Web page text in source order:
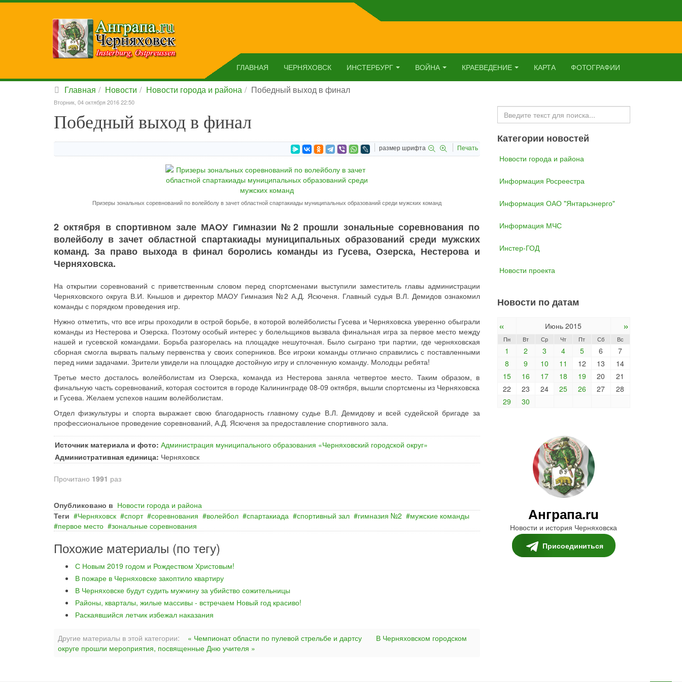
ГЛАВНАЯ ЧЕРНЯХОВСК ИНСТЕРБУРГ ВОЙНА КРАЕВЕДЕНИЕ КАРТА ФОТОГРАФИИ
Главная Новости Новости города и района Победный выход в финал
Вторник, 04 октября 2016 22:50
Победный выход в финал
размер шрифта Печать
Призеры зональных соревнований по волейболу в зачет областной спартакиады муниципальных образований среди мужских команд
2 октября в спортивном зале МАОУ Гимназии №2 прошли зональные соревнования по
волейболу в зачет областной спартакиады муниципальных образований среди мужских
команд. За право выхода в финал боролись команды из Гусева, Озерска, Нестерова и
Черняховска.
На открытии соревнований с приветственным словом перед спортсменами выступили заместитель главы администрации
Черняховского округа В.И. Кнышов и директор МАОУ Гимназия №2 А.Д. Ясюченя. Главный судья В.Л. Демидов ознакомил
команды с порядком проведения игр.
Нужно отметить, что все игры проходили в острой борьбе, в которой волейболисты Гусева и Черняховска уверенно обыграли
команды из Нестерова и Озерска. Поэтому особый интерес у болельщиков вызвала финальная игра за первое место между
нашей и гусевской командами. Борьба разгорелась на площадке нешуточная. Было сыграно три партии, где черняховская
сборная смогла вырвать пальму первенства у своих соперников. Все игроки команды отлично справились с поставленными
перед ними задачами. Зрители увидели на площадке достойную игру и сплоченную команду. Молодцы ребята!
Третье место досталось волейболистам из Озерска, команда из Нестерова заняла четвертое место. Таким образом, в
финальную часть соревнований, которая состоится в городе Калининграде 08-09 октября, вышли спортсмены из Черняховска
и Гусева. Желаем успехов нашим волейболистам.
Отдел физкультуры и спорта выражает свою благодарность главному судье В.Л. Демидову и всей судейской бригаде за
профессиональное проведение соревнований, А.Д. Ясюченя за предоставление спортивного зала.
Источник материала и фото: Администрация муниципального образования «Черняховский городской округ»
Административная единица: Черняховск
Прочитано 1991 раз
Опубликовано в Новости города и района
Теги
Черняховск спорт соревнования волейбол спартакиада спортивный зал гимназия №2
мужские команды
первое место
зональные соревнования
Похожие материалы (по тегу)
С Новым 2019 годом и Рождеством Христовым!
В пожаре в Черняховске закоптило квартиру
В Черняховске будут судить мужчину за убийство сожительницы
Районы, кварталы, жилые массивы - встречаем Новый год красиво!
Раскаявшийся летчик избежал наказания
Другие материалы в этой категории: « Чемпионат области по пулевой стрельбе и дартсу
В Черняховском городском
округе прошли мероприятия, посвященные Дню учителя »
Искать...
Категории новостей
Новости города и района
Информация Росреестра
Информация ОАО "Янтарьэнерго"
Информация МЧС
Инстер-ГОД
Новости проекта
Новости по датам
« Июнь 2015 »
Пн Вт Ср Чт Пт Сб Вс
1 2 3 4 5 6
7
8
9 10 11 12 13
14
15
16 17 18 19 20
21
22
23 24 25 26 27
28
29
30
Анграпа.ru
Новости и история Черняховска
Присоединиться